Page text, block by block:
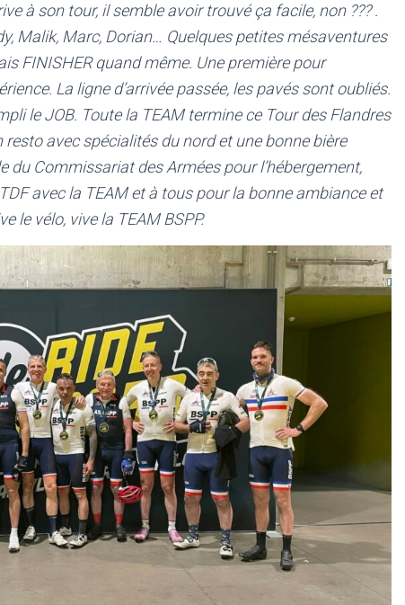
à son tour, il semble avoir trouvé ça facile, non ??? .
Malik, Marc, Dorian… Quelques petites mésaventures
FINISHER quand même. Une première pour
La ligne d’arrivée passée, les pavés sont oubliés.
le JOB. Toute la TEAM termine ce Tour des Flandres
avec spécialités du nord et une bonne bière
du Commissariat des Armées pour l’hébergement,
avec la TEAM et à tous pour la bonne ambiance et
le vélo, vive la TEAM BSPP.